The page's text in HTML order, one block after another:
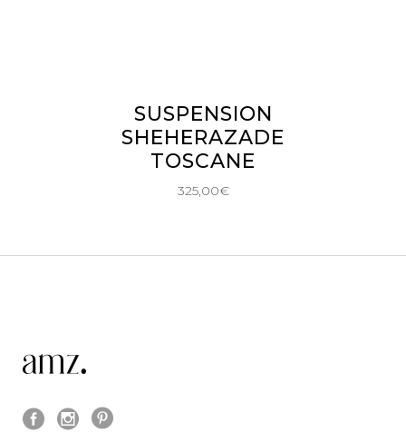
AJOUTER AU PANIER
SUSPENSION
SHEHERAZADE
TOSCANE
325,00€